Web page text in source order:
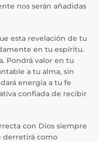
nos serán añadidas
esta revelación de tu
en tu espíritu.
Pondrá valor en tu
a tu alma, sin
energía a tu fe
confiada de recibir
con Dios siempre
derretirá como